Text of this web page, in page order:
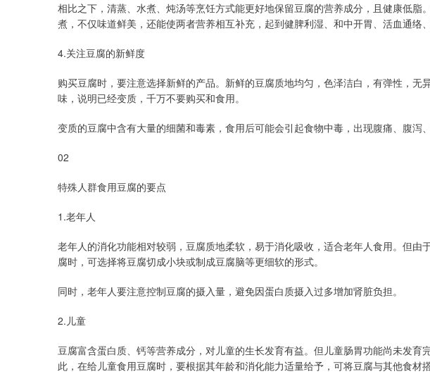
相比之下，清蒸、水煮、炖汤等烹饪方式能更好地保留豆腐的营养成分，且健康低脂
煮，不仅味道鲜美，还能使两者营养相互补充，起到健脾利湿、和中开胃、活血通络
4.关注豆腐的新鲜度
购买豆腐时，要注意选择新鲜的产品。新鲜的豆腐质地均匀，色泽洁白，有弹性，无
味，说明已经变质，千万不要购买和食用。
变质的豆腐中含有大量的细菌和毒素，食用后可能会引起食物中毒，出现腹痛、腹泻
02
特殊人群食用豆腐的要点
1.老年人
老年人的消化功能相对较弱，豆腐质地柔软，易于消化吸收，适合老年人食用。但由
腐时，可选择将豆腐切成小块或制成豆腐脑等更细软的形式。
同时，老年人要注意控制豆腐的摄入量，避免因蛋白质摄入过多增加肾脏负担。
2.儿童
豆腐富含蛋白质、钙等营养成分，对儿童的生长发育有益。但儿童肠胃功能尚未发育
此，在给儿童食用豆腐时，要根据其年龄和消化能力适量给予，可将豆腐与其他食材